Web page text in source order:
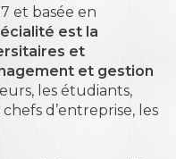
et basée en
est la
et
et gestion
les étudiants,
d’entreprise, les